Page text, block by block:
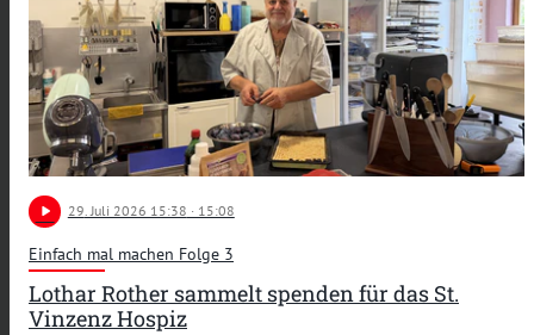
play_arrow 29. Juli 2026 15:38 · 15:08
Einfach mal machen Folge 3
Lothar Rother sammelt spenden für das St.
Vinzenz Hospiz